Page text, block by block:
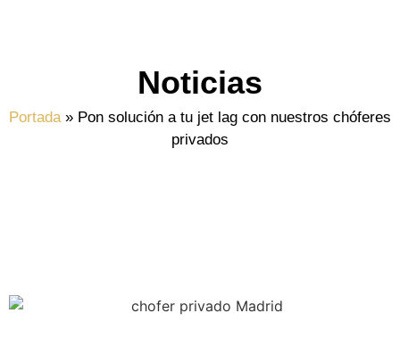
Noticias
Portada» Pon solución a tu jet lag con nuestros chóferes
privados